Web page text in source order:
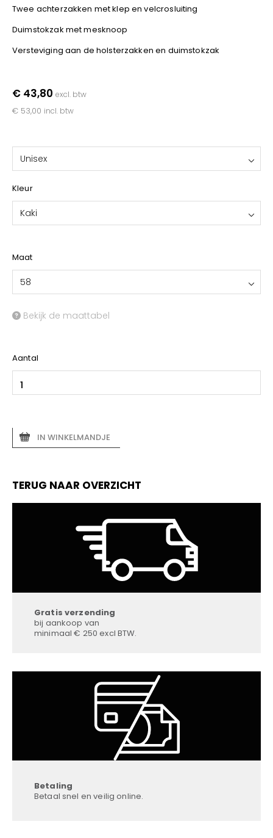
TowelCity
Twee achterzakken met klep en velcrosluiting
Duimstokzak met mesknoop
Versteviging aan de holsterzakken en duimstokzak
€ 43,80 excl. btw
€ 53,00 incl. btw
Unisex
Kleur
Kaki
Maat
58
Bekijk de maattabel
Aantal
IN WINKELMANDJE
TERUG NAAR OVERZICHT
Gratis verzending
bij aankoop van
minimaal € 250 excl BTW.
Betaling
Betaal snel en veilig online.